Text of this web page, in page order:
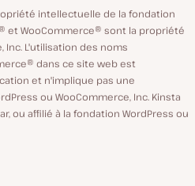
intellectuelle de la fondation
et WooCommerce® sont la propriété
Inc. L'utilisation des noms
dans ce site web est
et n'implique pas une
ou WooCommerce, Inc. Kinsta
ou affilié à la fondation WordPress ou